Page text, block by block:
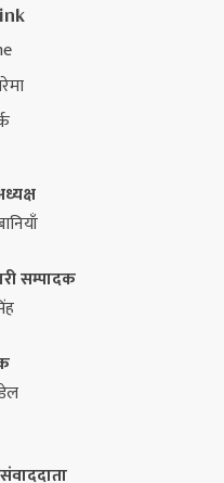
सम्पादक